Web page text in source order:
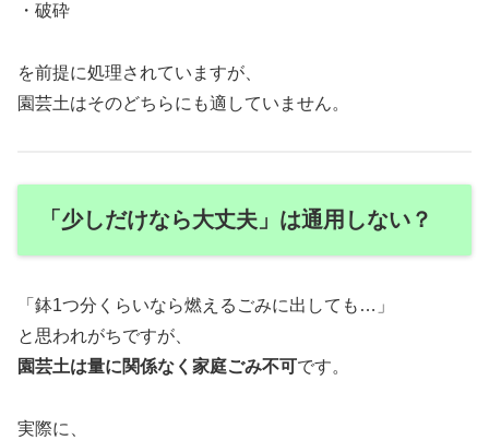
・破砕
を前提に処理されていますが、
園芸土はそのどちらにも適していません。
「少しだけなら大丈夫」は通用しない？
「鉢1つ分くらいなら燃えるごみに出しても…」
と思われがちですが、
園芸土は量に関係なく家庭ごみ不可です。
実際に、